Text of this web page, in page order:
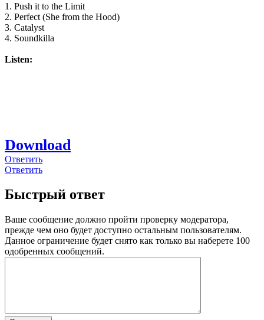
1. Push it to the Limit
2. Perfect (She from the Hood)
3. Catalyst
4. Soundkilla
Listen:
Download
Ответить
Ответить
Быстрый ответ
Ваше сообщение должно пройти проверку модератора,
прежде чем оно будет доступно остальным пользователям.
Данное ограничение будет снято как только вы наберете 100
одобренных сообщений.